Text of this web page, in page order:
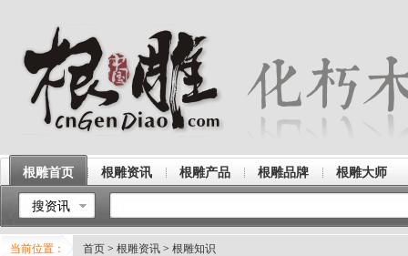
根雕首页 根雕资讯 根雕产品 根雕品牌 根雕大师
搜资讯
当前位置： 首页 > 根雕资讯 > 根雕知识